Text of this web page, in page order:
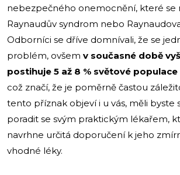
nebezpečného onemocnění, které se
Raynaudův syndrom nebo
Odborníci se dříve domnívali, že se
problém, ovšem v současné době
postihuje 5 až 8 % světové populace
což značí, že je poměrně častou
tento příznak objeví i u vás, měli byste
poradit se svým praktickým lékařem,
navrhne určitá doporučení k jeho
vhodné léky.